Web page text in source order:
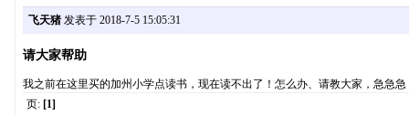
飞天猪发表于 2018-7-5 15:05:31
请大家帮助
我之前在这里买的加州小学点读书，现在读不出了！怎么办、请教大家，急急急
页: [1]